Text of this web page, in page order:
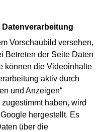
Datenverarbeitung
Vorschaubild versehen,
Betreten der Seite Daten
können die Videoinhalte
aktiv durch
und Anzeigen“
haben, wird
hergestellt. Es
über die